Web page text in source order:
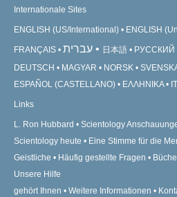
Internationale Sites
ENGLISH (US/International) ENGLISH
FRANÇAIS עברית 日本語 РУССКИЙ
DEUTSCH
MAGYAR NORSK
ESPAÑOL (CASTELLANO)
ΕΛΛΗΝΙΚA
Links
L. Ron Hubbard Scientology
Scientology heute
Eine Stimme für die
Geistliche
Häufig gestellte Fragen
Unsere Hilfe
gehört Ihnen
Weitere Informationen